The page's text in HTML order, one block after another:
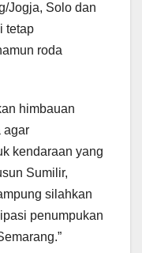
Jogja, Solo dan
tetap
roda
himbauan
agar
kendaraan yang
Sumilir,
silahkan
penumpukan